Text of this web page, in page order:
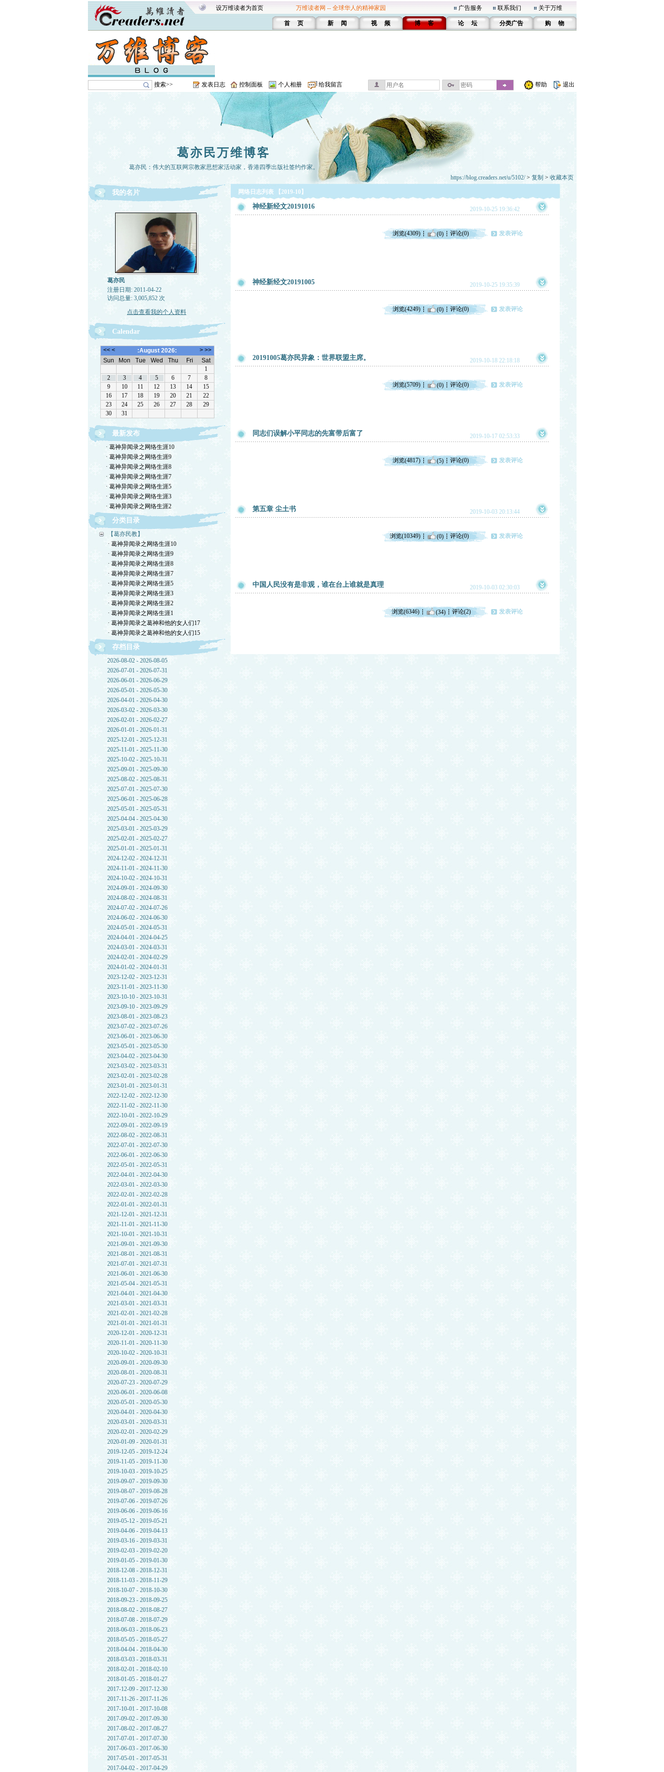
设万维读者为首页 万维读者网 -- 全球华人的精神家园 广告服务 联系我们 关于万维
首 页 新 闻 视 频 博 客 论 坛 分类广告 购 物
搜索>> 发表日志 控制面板 个人相册 给我留言 帮助 退出
葛亦民万维博客
葛亦民：伟大的互联网宗教家思想家活动家，香港四季出版社签约作家。
https://blog.creaders.net/u/5102/> 复制 > 收藏本页
我的名片
葛亦民
注册日期: 2011-04-22
访问总量: 3,005,852 次
点击查看我的个人资料
Calendar
最新发布
· 葛神异闻录之网络生涯10
· 葛神异闻录之网络生涯9
· 葛神异闻录之网络生涯8
· 葛神异闻录之网络生涯7
· 葛神异闻录之网络生涯5
· 葛神异闻录之网络生涯3
· 葛神异闻录之网络生涯2
分类目录
【葛亦民教】
· 葛神异闻录之网络生涯10
· 葛神异闻录之网络生涯9
· 葛神异闻录之网络生涯8
· 葛神异闻录之网络生涯7
· 葛神异闻录之网络生涯5
· 葛神异闻录之网络生涯3
· 葛神异闻录之网络生涯2
· 葛神异闻录之网络生涯1
· 葛神异闻录之葛神和他的女人们17
· 葛神异闻录之葛神和他的女人们15
存档目录
2026-08-02 - 2026-08-05
2026-07-01 - 2026-07-31
2026-06-01 - 2026-06-29
2026-05-01 - 2026-05-30
2026-04-01 - 2026-04-30
2026-03-02 - 2026-03-30
2026-02-01 - 2026-02-27
2026-01-01 - 2026-01-31
2025-12-01 - 2025-12-31
2025-11-01 - 2025-11-30
2025-10-02 - 2025-10-31
2025-09-01 - 2025-09-30
2025-08-02 - 2025-08-31
2025-07-01 - 2025-07-30
2025-06-01 - 2025-06-28
2025-05-01 - 2025-05-31
2025-04-04 - 2025-04-30
2025-03-01 - 2025-03-29
2025-02-01 - 2025-02-27
2025-01-01 - 2025-01-31
2024-12-02 - 2024-12-31
2024-11-01 - 2024-11-30
2024-10-02 - 2024-10-31
2024-09-01 - 2024-09-30
2024-08-02 - 2024-08-31
2024-07-02 - 2024-07-26
2024-06-02 - 2024-06-30
2024-05-01 - 2024-05-31
2024-04-01 - 2024-04-25
2024-03-01 - 2024-03-31
2024-02-01 - 2024-02-29
2024-01-02 - 2024-01-31
2023-12-02 - 2023-12-31
2023-11-01 - 2023-11-30
2023-10-10 - 2023-10-31
2023-09-10 - 2023-09-29
2023-08-01 - 2023-08-23
2023-07-02 - 2023-07-26
2023-06-01 - 2023-06-30
2023-05-01 - 2023-05-30
2023-04-02 - 2023-04-30
2023-03-02 - 2023-03-31
2023-02-01 - 2023-02-28
2023-01-01 - 2023-01-31
2022-12-02 - 2022-12-30
2022-11-02 - 2022-11-30
2022-10-01 - 2022-10-29
2022-09-01 - 2022-09-19
2022-08-02 - 2022-08-31
2022-07-01 - 2022-07-30
2022-06-01 - 2022-06-30
2022-05-01 - 2022-05-31
2022-04-01 - 2022-04-30
2022-03-01 - 2022-03-30
2022-02-01 - 2022-02-28
2022-01-01 - 2022-01-31
2021-12-01 - 2021-12-31
2021-11-01 - 2021-11-30
2021-10-01 - 2021-10-31
2021-09-01 - 2021-09-30
2021-08-01 - 2021-08-31
2021-07-01 - 2021-07-31
2021-06-01 - 2021-06-30
2021-05-04 - 2021-05-31
2021-04-01 - 2021-04-30
2021-03-01 - 2021-03-31
2021-02-01 - 2021-02-28
2021-01-01 - 2021-01-31
2020-12-01 - 2020-12-31
2020-11-01 - 2020-11-30
2020-10-02 - 2020-10-31
2020-09-01 - 2020-09-30
2020-08-01 - 2020-08-31
2020-07-23 - 2020-07-29
2020-06-01 - 2020-06-08
2020-05-01 - 2020-05-30
2020-04-01 - 2020-04-30
2020-03-01 - 2020-03-31
2020-02-01 - 2020-02-29
2020-01-09 - 2020-01-31
2019-12-05 - 2019-12-24
2019-11-05 - 2019-11-30
2019-10-03 - 2019-10-25
2019-09-07 - 2019-09-30
2019-08-07 - 2019-08-28
2019-07-06 - 2019-07-26
2019-06-06 - 2019-06-16
2019-05-12 - 2019-05-21
2019-04-06 - 2019-04-13
2019-03-16 - 2019-03-31
2019-02-03 - 2019-02-20
2019-01-05 - 2019-01-30
2018-12-08 - 2018-12-31
2018-11-03 - 2018-11-29
2018-10-07 - 2018-10-30
2018-09-23 - 2018-09-25
2018-08-02 - 2018-08-27
2018-07-08 - 2018-07-29
2018-06-03 - 2018-06-23
2018-05-05 - 2018-05-27
2018-04-04 - 2018-04-30
2018-03-03 - 2018-03-31
2018-02-01 - 2018-02-10
2018-01-05 - 2018-01-27
2017-12-09 - 2017-12-30
2017-11-26 - 2017-11-26
2017-10-01 - 2017-10-08
2017-09-02 - 2017-09-30
2017-08-02 - 2017-08-27
2017-07-01 - 2017-07-30
2017-06-03 - 2017-06-30
2017-05-01 - 2017-05-31
2017-04-02 - 2017-04-29
网络日志列表 【2019-10】
神经新经文20191016 2019-10-25 19:36:42
浏览(4309) (0) 评论(0) 发表评论
神经新经文20191005 2019-10-25 19:35:39
浏览(4249) (0) 评论(0) 发表评论
20191005葛亦民异象：世界联盟主席。 2019-10-18 22:18:18
浏览(5709) (0) 评论(0) 发表评论
同志们误解小平同志的先富带后富了 2019-10-17 02:53:33
浏览(4817) (5) 评论(0) 发表评论
第五章 尘土书 2019-10-03 20:13:44
浏览(10349) (0) 评论(0) 发表评论
中国人民没有是非观，谁在台上谁就是真理 2019-10-03 02:30:03
浏览(6346) (34) 评论(2) 发表评论